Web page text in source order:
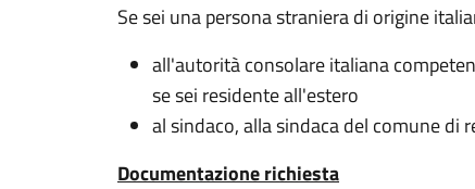
Se sei una persona straniera di origine
all'autorità consolare italiana
se sei residente all'estero
al sindaco, alla sindaca del comune di
Documentazione richiesta